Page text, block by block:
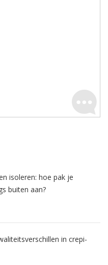
isoleren: hoe pak je
buiten aan?
in crepi-